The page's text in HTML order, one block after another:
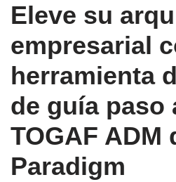
Eleve su
empresarial
herramienta
de guía paso
TOGAF ADM
Paradigm